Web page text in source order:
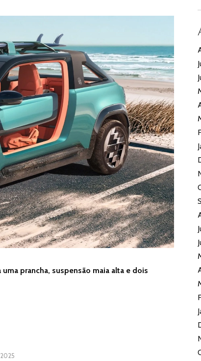
prancha, suspensão maia alta e dois